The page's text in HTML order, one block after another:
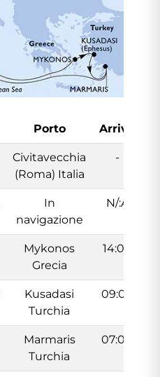
Porto Arrivo
Civitavecchia
(Roma) Italia
-
In
navigazione
N/:A
Mykonos
Grecia
14:00
Kusadasi
Turchia
09:00
Marmaris
Turchia
07:00